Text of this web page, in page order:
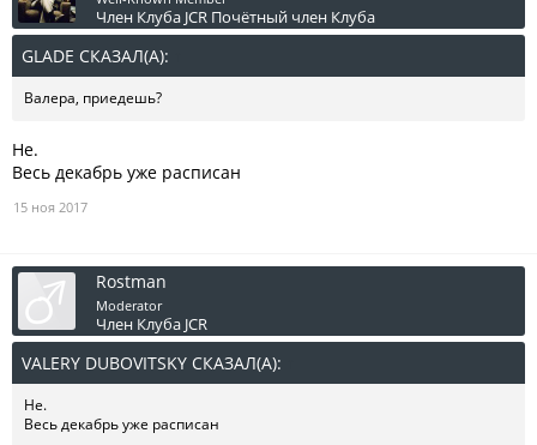
Член Клуба JCR Почётный член Клуба
GLADE СКАЗАЛ(А):
Валера, приедешь?
Не.
Весь декабрь уже расписан
15 ноя 2017
Rostman
Moderator
Член Клуба JCR
VALERY DUBOVITSKY СКАЗАЛ(А):
Не.
Весь декабрь уже расписан